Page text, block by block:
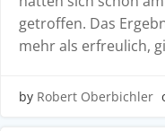
getroffen. Das
mehr als erfreulich,
by Robert Oberbichler